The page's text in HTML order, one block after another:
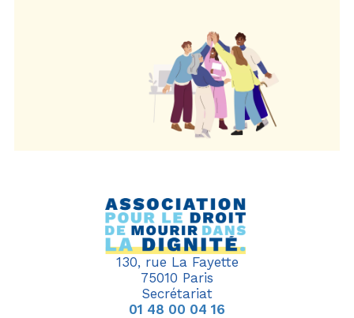
130, rue La Fayette
75010 Paris
Secrétariat
01 48 00 04 16